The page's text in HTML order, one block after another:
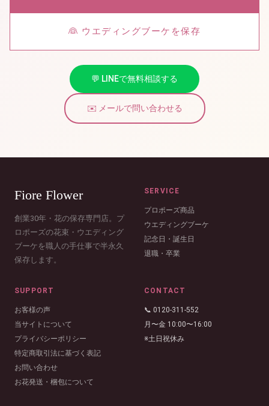
👰 ウエディングブーケを保存
💬 LINEで無料相談する
✉️ メールで問い合わせる
Fiore Flower
創業30年・花の保存専門店。プ
ロポーズの花束・ウエディング
ブーケを職人の手仕事で半永久
保存します。
SERVICE
プロポーズ商品
ウエディングブーケ
記念日・誕生日
退職・卒業
SUPPORT
お客様の声
当サイトについて
プライバシーポリシー
特定商取引法に基づく表記
お問い合わせ
お花発送・梱包について
CONTACT
📞 0120-311-552
月〜金 10:00〜16:00
※土日祝休み